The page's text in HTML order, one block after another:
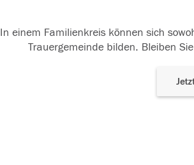
In einem Familienkreis können sich
Trauergemeinde bilden. Bleiben